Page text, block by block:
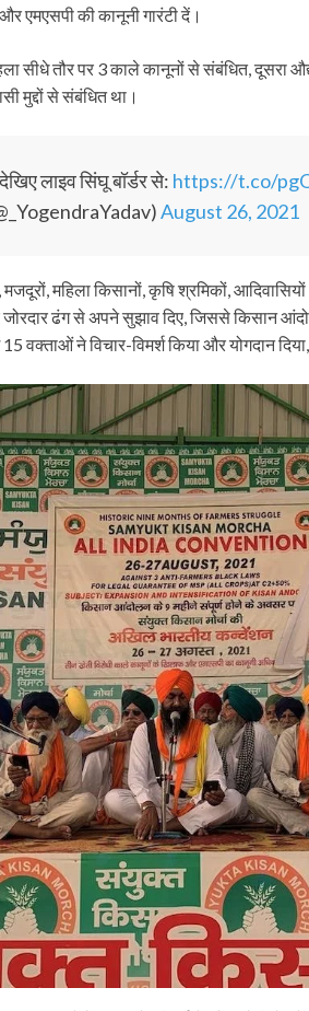
एमएसपी की कानूनी गारंटी दें।
तौर पर 3 काले कानूनों से संबंधित, दूसरा
मुद्दों से संबंधित था।
लाइव सिंघू बॉर्डर से: https://t.co/
August 26, 2021
महिला किसानों, कृषि श्रमिकों,
ढंग से अपने सुझाव दिए, जिससे किसान
ने विचार-विमर्श किया और योगदान